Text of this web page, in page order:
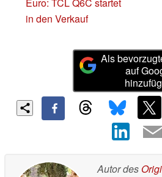
in den Verkauf
Als
auf
Autor des